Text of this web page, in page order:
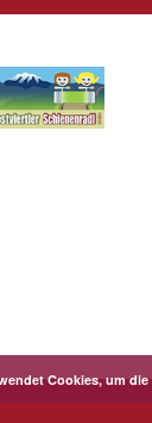
Cookies, um